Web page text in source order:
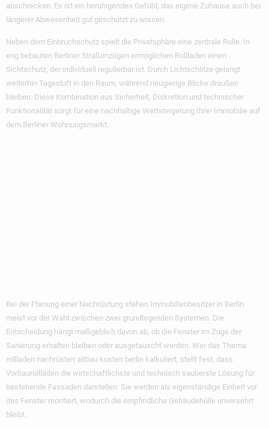
abschrecken. Es ist ein beruhigendes Gefühl, das eigene Zuhause auch bei
längerer Abwesenheit gut geschützt zu wissen.
Neben dem Einbruchschutz spielt die Privatsphäre eine zentrale Rolle. In
eng bebauten Berliner Straßenzügen ermöglichen Rollladen einen
Sichtschutz, der individuell regulierbar ist. Durch Lichtschlitze gelangt
weiterhin Tagesluft in den Raum, während neugierige Blicke draußen
bleiben. Diese Kombination aus Sicherheit, Diskretion und technischer
Funktionalität sorgt für eine nachhaltige Wertsteigerung Ihrer Immobilie auf
dem Berliner Wohnungsmarkt.
Bei der Planung einer Nachrüstung stehen Immobilienbesitzer in Berlin
meist vor der Wahl zwischen zwei grundlegenden Systemen. Die
Entscheidung hängt maßgeblich davon ab, ob die Fenster im Zuge der
Sanierung erhalten bleiben oder ausgetauscht werden. Wer das Thema
rollladen nachrüsten altbau kosten berlin kalkuliert, stellt fest, dass
Vorbaurollläden die wirtschaftlichste und technisch sauberste Lösung für
bestehende Fassaden darstellen. Sie werden als eigenständige Einheit vor
das Fenster montiert, wodurch die empfindliche Gebäudehülle unversehrt
bleibt.